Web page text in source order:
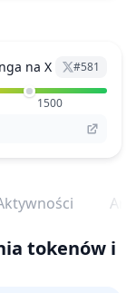
na X #581
1500
tokenów i